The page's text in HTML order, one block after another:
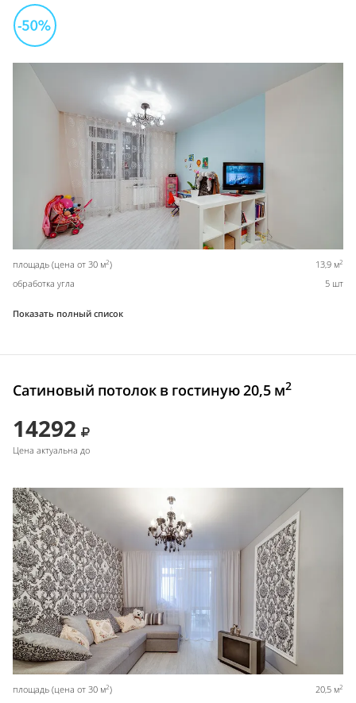
площадь (цена от 30 м2) 13,9 м2
обработка угла 5 шт
Показать полный список
Сатиновый потолок в гостиную 20,5 м2
14292
Цена актуальна до
площадь (цена от 30 м2) 20,5 м2